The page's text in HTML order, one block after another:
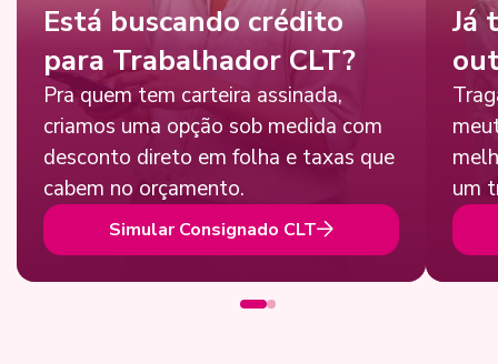
Está buscando crédito
para Trabalhador CLT?
Pra quem tem carteira assinada,
criamos uma opção sob medida com
desconto direto em folha e taxas que
cabem no orçamento.
Simular Consignado CLT
Já
um